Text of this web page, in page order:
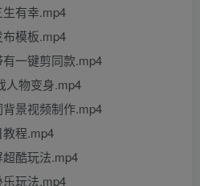
有幸.mp4
模板.mp4
一键剪同款.mp4
人物变身.mp4
景视频制作.mp4
程.mp4
酷玩法.mp4
玩法.mp4